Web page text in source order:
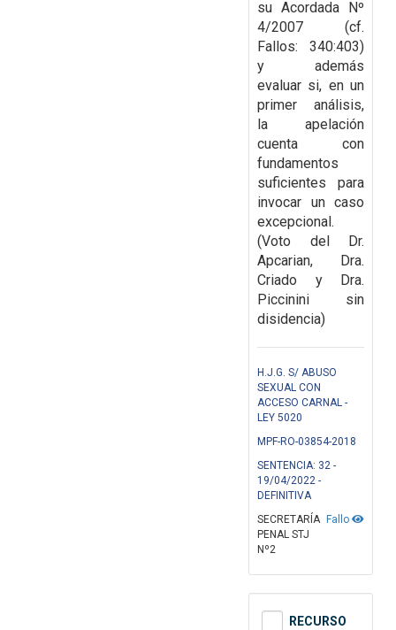
su Acordada Nº
4/2007 (cf.
Fallos: 340:403)
y además
evaluar si, en un
primer análisis,
la apelación
cuenta con
fundamentos
suficientes para
invocar un caso
excepcional.
(Voto del Dr.
Apcarian, Dra.
Criado y Dra.
Piccinini sin
disidencia)
H.J.G. S/ ABUSO
SEXUAL CON
ACCESO CARNAL -
LEY 5020
MPF-RO-03854-2018
SENTENCIA: 32 -
19/04/2022 -
DEFINITIVA
Fallo
SECRETARÍA
PENAL STJ
Nº2
RECURSO